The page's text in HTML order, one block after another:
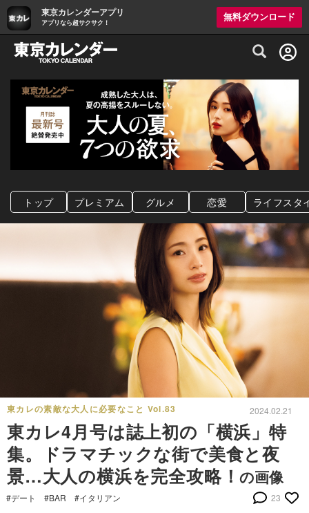
東京カレンダーアプリ
アプリなら超サクサク！
無料ダウンロード
グルメ情報・プレミアムレストラン予約
トップ プレミアム グルメ 恋愛 ライフスタ
東カレの素敵な大人に必要なこと Vol.83 2024.02.21
東カレ4月号は誌上初の「横浜」特
集。ドラマチックな街で美食と夜
景…大人の横浜を完全攻略！の画像
#デート #BAR #イタリアン 23